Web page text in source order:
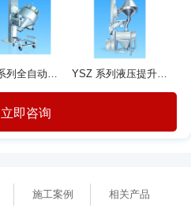
YSZ 系列液压提升整粒机
立即咨询
施工案例 相关产品